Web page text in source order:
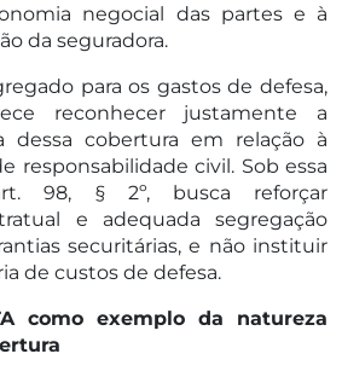
negocial das partes e à
da seguradora.
para os gastos de defesa,
reconhecer justamente a
dessa cobertura em relação à
responsabilidade civil. Sob essa
98, § 2º, busca reforçar
e adequada segregação
securitárias, e não instituir
de custos de defesa.
como exemplo da natureza